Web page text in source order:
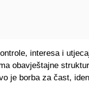
interesa i
obavještajne
je borba za čast,